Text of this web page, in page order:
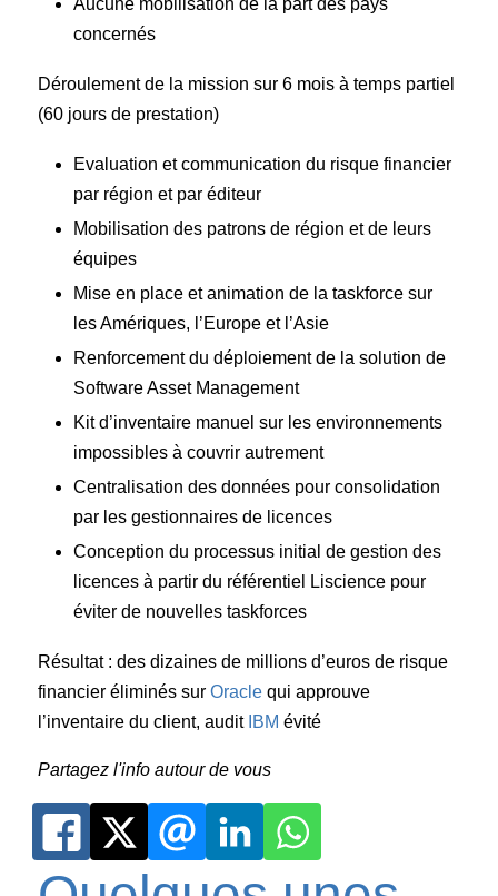
Aucune mobilisation de la part des pays
concernés
Déroulement de la mission sur 6 mois à temps partiel
(60 jours de prestation)
Evaluation et communication du risque financier
par région et par éditeur
Mobilisation des patrons de région et de leurs
équipes
Mise en place et animation de la taskforce sur
les Amériques, l’Europe et l’Asie
Renforcement du déploiement de la solution de
Software Asset Management
Kit d’inventaire manuel sur les environnements
impossibles à couvrir autrement
Centralisation des données pour consolidation
par les gestionnaires de licences
Conception du processus initial de gestion des
licences à partir du référentiel Liscience pour
éviter de nouvelles taskforces
Résultat : des dizaines de millions d’euros de risque
financier éliminés surOracle qui approuve
l’inventaire du client, audit IBM évité
Partagez l'info autour de vous